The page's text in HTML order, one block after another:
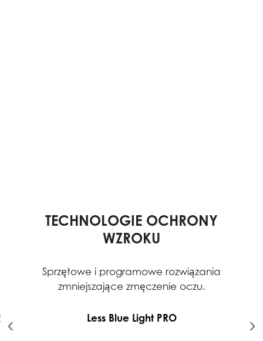
TECHNOLOGIE OCHRONY
WZROKU
Sprzętowe i programowe rozwiązania
zmniejszające zmęczenie oczu.
Less Blue Light PRO